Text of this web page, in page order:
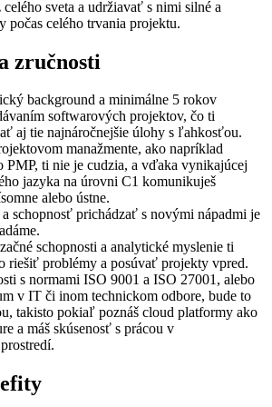
sveta a udržiavať s nimi silné a
počas celého trvania projektu.
zručnosti
background a minimálne 5 rokov
softwarových projektov, čo ti
aj tie najnáročnejšie úlohy s ľahkosťou.
manažmente, ako napríklad
PMP, ti nie je cudzia, a vďaka vynikajúcej
jazyka na úrovni C1 komunikuješ
alebo ústne.
schopnosť prichádzať s novými nápadmi je
schopnosti a analytické myslenie ti
riešiť problémy a posúvať projekty vpred.
s normami ISO 9001 a ISO 27001, alebo
v IT či inom technickom odbore, bude to
takisto pokiaľ poznáš cloud platformy ako
a máš skúsenosť s prácou v